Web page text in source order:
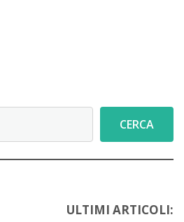
CERCA
ULTIMI ARTICOLI: